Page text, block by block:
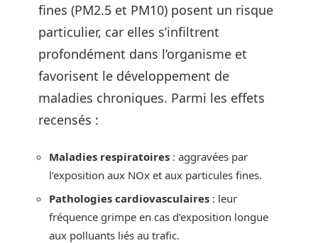
fines (PM2.5 et PM10) posent un risque
particulier, car elles s’infiltrent
profondément dans l’organisme et
favorisent le développement de
maladies chroniques. Parmi les effets
recensés :
Maladies respiratoires : aggravées par
l’exposition aux NOx et aux particules fines.
Pathologies cardiovasculaires : leur
fréquence grimpe en cas d’exposition longue
aux polluants liés au trafic.